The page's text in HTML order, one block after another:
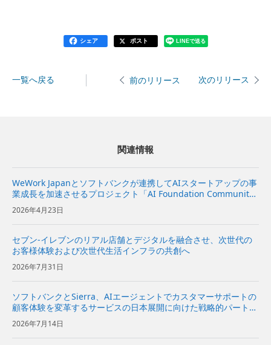
シェア ポスト LINEで送る
一覧へ戻る 前のリリース 次のリリース
関連情報
WeWork Japanとソフトバンクが連携してAIスタートアップの事
業成長を加速させるプロジェクト「AI Foundation Communit
y」が始動～WeWorkのコミュニティーとソフトバンクの支援プ
ログラムを組み合わせて、AIモデ...
2026年4月23日
セブン-イレブンのリアル店舗とデジタルを融合させ、次世代の
お客様体験および次世代生活インフラの共創へ
2026年7月31日
ソフトバンクとSierra、AIエージェントでカスタマーサポートの
顧客体験を変革するサービスの日本展開に向けた戦略的パートナ
ーシップ契約を締結〜Sierraの対話型AIプラットフォームをソフ
トバンクが日本市場で独占販売代理店として販売開始〜...
2026年7月14日